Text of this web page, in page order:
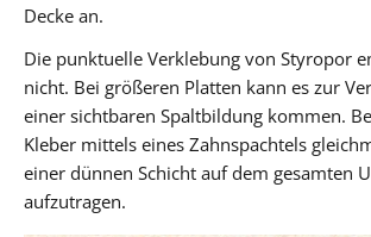
Decke an.
Die punktuelle Verklebung von Styropor
nicht. Bei größeren Platten kann es zur
einer sichtbaren Spaltbildung kommen.
Kleber mittels eines Zahnspachtels
einer dünnen Schicht auf dem gesamten
aufzutragen.